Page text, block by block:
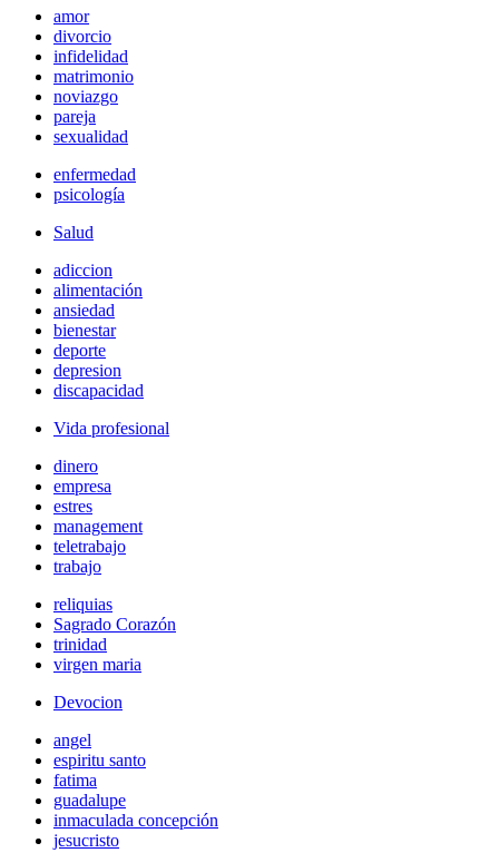
amor
divorcio
infidelidad
matrimonio
noviazgo
pareja
sexualidad
enfermedad
psicología
Salud
adiccion
alimentación
ansiedad
bienestar
deporte
depresion
discapacidad
Vida profesional
dinero
empresa
estres
management
teletrabajo
trabajo
reliquias
Sagrado Corazón
trinidad
virgen maria
Devocion
angel
espiritu santo
fatima
guadalupe
inmaculada concepción
jesucristo